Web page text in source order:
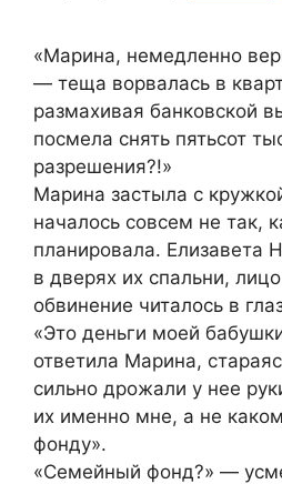
«Марина, немедленно
— теща ворвалась в
размахивая банковской
посмела снять пятьсот
разрешения?!»
Марина застыла с
началось совсем не так,
планировала. Елизавета
в дверях их спальни,
обвинение читалось в
«Это деньги моей
ответила Марина,
сильно дрожали у нее
их именно мне, а не
фонду».
«Семейный фонд?» —